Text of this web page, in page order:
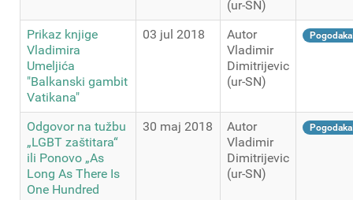
(ur-SN)
Prikaz knjige
Vladimira
Umeljića
"Balkanski gambit
Vatikana"
03 jul 2018
Autor
Vladimir
Dimitrijevic
(ur-SN)
Odgovor na tužbu
„LGBT zaštitara“
ili Ponovo „Аs
Long As There Is
One Hundred
30 maj 2018
Autor
Vladimir
Dimitrijevic
(ur-SN)